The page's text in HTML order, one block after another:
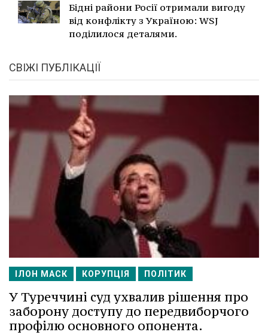
Бідні райони Росії отримали вигоду
від конфлікту з Україною: WSJ
поділилося деталями.
СВІЖІ ПУБЛІКАЦІЇ
ІЛОН МАСК КОРУПЦІЯ ПОЛІТИК
У Туреччині суд ухвалив рішення про
заборону доступу до передвиборчого
профілю основного опонента.